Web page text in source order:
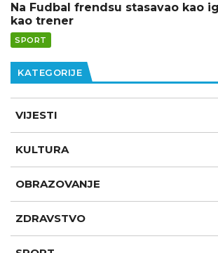
Na Fudbal frendsu stasavao kao
kao trener
SPORT
KATEGORIJE
VIJESTI
KULTURA
OBRAZOVANJE
ZDRAVSTVO